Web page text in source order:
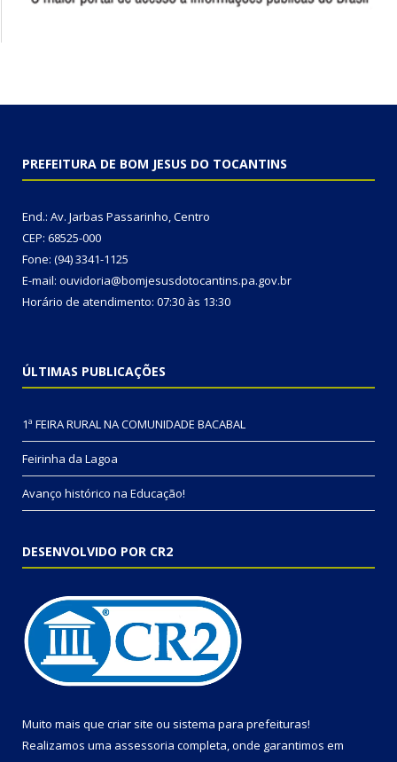
PREFEITURA DE BOM JESUS DO TOCANTINS
End.: Av. Jarbas Passarinho, Centro
CEP: 68525-000
Fone: (94) 3341-1125
E-mail: ouvidoria@bomjesusdotocantins.pa.gov.br
Horário de atendimento: 07:30 às 13:30
ÚLTIMAS PUBLICAÇÕES
1ª FEIRA RURAL NA COMUNIDADE BACABAL
Feirinha da Lagoa
Avanço histórico na Educação!
DESENVOLVIDO POR CR2
Muito mais que criar site ou sistema para prefeituras!
Realizamos uma assessoria completa, onde garantimos em